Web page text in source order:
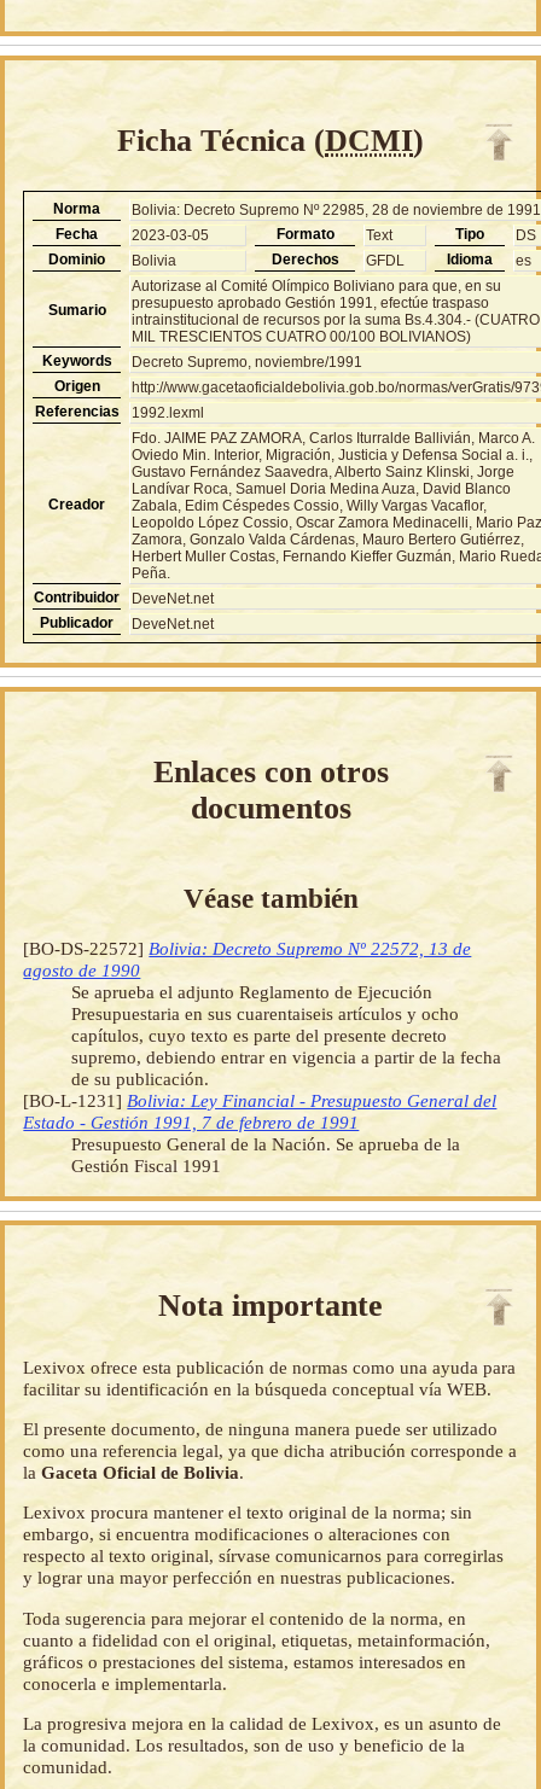
Ficha Técnica (DCMI)
Norma
Bolivia: Decreto Supremo Nº 22985, 28 de noviembre de 1991
Fecha
2023-03-05 Formato Text Tipo
DS
Dominio
Bolivia Derechos GFDL Idioma es
Sumario
Autorizase al Comité Olímpico Boliviano para que, en su
presupuesto aprobado Gestión 1991, efectúe traspaso
intrainstitucional de recursos por la suma Bs.4.304.- (CUATRO
MIL TRESCIENTOS CUATRO 00/100 BOLIVIANOS)
Keywords
Decreto Supremo, noviembre/1991
Origen
http://www.gacetaoficialdebolivia.gob.bo/normas/verGratis/
Referencias
1992.lexml
Creador
Fdo. JAIME PAZ ZAMORA, Carlos Iturralde Ballivián, Marco A.
Oviedo Min. Interior, Migración, Justicia y Defensa Social a. i.,
Gustavo Fernández Saavedra, Alberto Sainz Klinski, Jorge
Landívar Roca, Samuel Doria Medina Auza, David Blanco
Zabala, Edim Céspedes Cossio, Willy Vargas Vacaflor,
Leopoldo López Cossio, Oscar Zamora Medinacelli, Mario
Zamora, Gonzalo Valda Cárdenas, Mauro Bertero Gutiérrez,
Herbert Muller Costas, Fernando Kieffer Guzmán, Mario
Peña.
Contribuidor
DeveNet.net
Publicador
DeveNet.net
Enlaces con otros
documentos
Véase también
[BO-DS-22572]Bolivia: Decreto Supremo Nº 22572, 13 de
agosto de 1990
Se aprueba el adjunto Reglamento de Ejecución
Presupuestaria en sus cuarentaiseis artículos y ocho
capítulos, cuyo texto es parte del presente decreto
supremo, debiendo entrar en vigencia a partir de la fecha
de su publicación.
[BO-L-1231]Bolivia: Ley Financial - Presupuesto General del
Estado - Gestión 1991, 7 de febrero de 1991
Presupuesto General de la Nación. Se aprueba de la
Gestión Fiscal 1991
Nota importante
Lexivox ofrece esta publicación de normas como una ayuda para
facilitar su identificación en la búsqueda conceptual vía WEB.
El presente documento, de ninguna manera puede ser utilizado
como una referencia legal, ya que dicha atribución corresponde a
laGaceta Oficial de Bolivia.
Lexivox procura mantener el texto original de la norma; sin
embargo, si encuentra modificaciones o alteraciones con
respecto al texto original, sírvase comunicarnos para corregirlas
y lograr una mayor perfección en nuestras publicaciones.
Toda sugerencia para mejorar el contenido de la norma, en
cuanto a fidelidad con el original, etiquetas, metainformación,
gráficos o prestaciones del sistema, estamos interesados en
conocerla e implementarla.
La progresiva mejora en la calidad de Lexivox, es un asunto de
la comunidad. Los resultados, son de uso y beneficio de la
comunidad.